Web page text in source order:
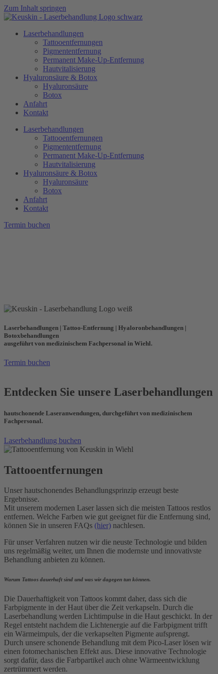
Zum Inhalt springen
Laserbehandlungen
Tattooentfernungen​
Pigmententfernung
Permanent Make-Up-Entfernung​
Hautvitalisierung
Hyaluronsäure & Botox
Hyaluronsäure​
Botox
Anfahrt
Kontakt
Laserbehandlungen
Tattooentfernungen​
Pigmententfernung
Permanent Make-Up-Entfernung​
Hautvitalisierung
Hyaluronsäure & Botox
Hyaluronsäure​
Botox
Anfahrt
Kontakt
Termin buchen
Laserbehandlungen | Tattoo-Entfernung | Hyaloronbehandlungen |
Botoxbehandlungen
ausgeführt von medizinischem Fachpersonal in Wiehl.
Termin buchen
Entdecken Sie unsere Laserbehandlungen
hautschonende Laseranwendungen, durchgeführt von medizinischem
Fachpersonal.
Laserbehandlung buchen
Tattooentfernungen
Unser hautschonendes Behandlungsprinzip erzeugt beste
Ergebnisse.
Mit unserem modernen Laser lassen sich die meisten Tattoos restlos
entfernen. Welche Farben wie gut geeignet für die Entfernung sind,
können Sie in unseren FAQs (hier) nachlesen.
Für unser Verfahren nutzen wir die neuste Technologie und bilden
uns regelmäßig weiter, um Ihnen die modernste und innovativste
Behandlung anbieten zu können.
Warum Tattoos dauerhaft sind und was wir dagegen tun können.
Die Dauerhaftigkeit von Tattoos kommt daher, dass sich die
Farbpigmente in der Haut über die Zeit verkapseln. Durch die
Laserbehandlung werden Lichtimpulse in die Haut geschickt. In der
Regel entsteht nachdem die Lichtenergie auf die Farbpigment trifft
ein Wärmeimpuls, der die verkapselten Pigmente aufsprengt.
Durch unsere schonende Behandlung mit dem Pico-Laser lösen wir
einen fotomechanischen Effekt aus. Diese innovative Technologie
sorgt dafür, dass die Farbpartikel auch ohne Wärmeentwicklung
zertrümmert werden.